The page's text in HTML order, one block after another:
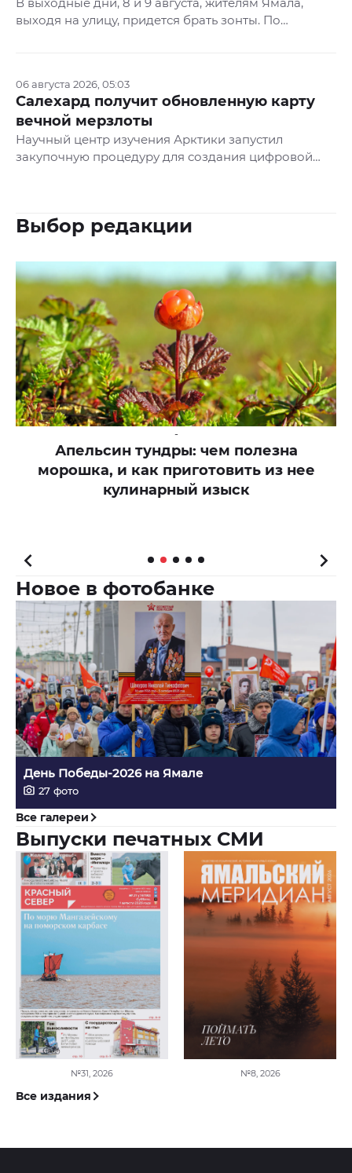
выходя на улицу, придется брать зонты. По
будет всего +3 °C.
06 августа 2026, 05:03
Салехард получит обновленную карту
вечной мерзлоты
Научный центр изучения Арктики запустил
закупочную процедуру для создания цифровой
Выбор редакции
-
Апельсин тундры: чем полезна
морошка, и как приготовить из нее
кулинарный изыск
Новое в фотобанке
День Победы-2026 на Ямале
27 фото
Все галереи
Выпуски печатных СМИ
№31 2026 №8, 2026
Все издания